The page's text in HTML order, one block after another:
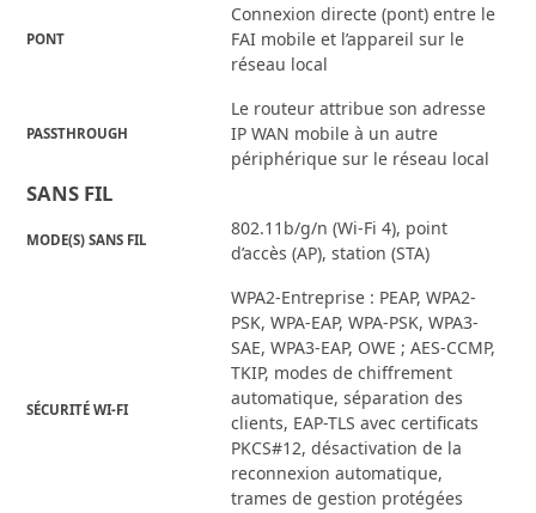
PONT
Connexion directe (pont) entre le
FAI mobile et l’appareil sur le
réseau local
PASSTHROUGH
Le routeur attribue son adresse
IP WAN mobile à un autre
périphérique sur le réseau local
SANS FIL
MODE(S) SANS FIL
802.11b/g/n (Wi-Fi 4), point
d’accès (AP), station (STA)
SÉCURITÉ WI-FI
WPA2-Entreprise : PEAP, WPA2-
PSK, WPA-EAP, WPA-PSK, WPA3-
SAE, WPA3-EAP, OWE ; AES-CCMP,
TKIP, modes de chiffrement
automatique, séparation des
clients, EAP-TLS avec certificats
PKCS#12, désactivation de la
reconnexion automatique,
trames de gestion protégées